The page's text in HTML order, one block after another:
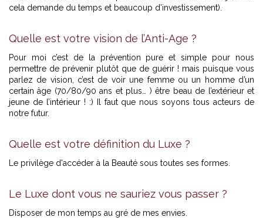
cela demande du temps et beaucoup d’investissement).
Quelle est votre vision de l’Anti-Age ?
Pour moi c’est de la prévention pure et simple pour nous
permettre de prévenir plutôt que de guérir ! mais puisque vous
parlez de vision, c’est de voir une femme ou un homme d’un
certain âge (70/80/90 ans et plus… ) être beau de l’extérieur et
jeune de l’intérieur ! :) Il faut que nous soyons tous acteurs de
notre futur.
Quelle est votre définition du Luxe ?
Le privilège d'accéder à la Beauté sous toutes ses formes.
Le Luxe dont vous ne sauriez vous passer ?
Disposer de mon temps au gré de mes envies.